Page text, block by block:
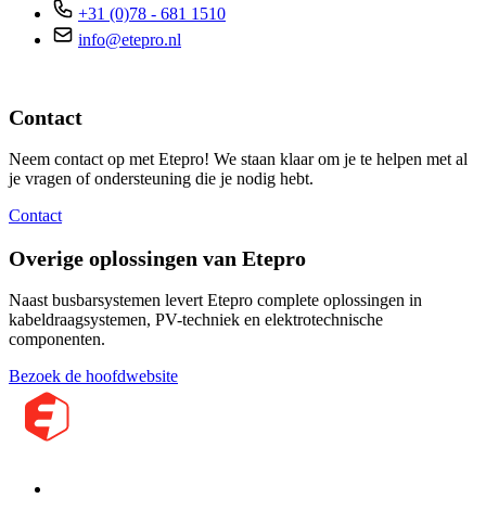
+31 (0)78 - 681 1510
info@etepro.nl
Contact
Neem contact op met Etepro! We staan klaar om je te helpen met al
je vragen of ondersteuning die je nodig hebt.
Contact
Overige oplossingen van Etepro
Naast busbarsystemen levert Etepro complete oplossingen in
kabeldraagsystemen, PV-techniek en elektrotechnische
componenten.
Bezoek de hoofdwebsite